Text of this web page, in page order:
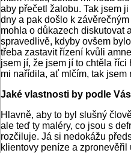
aby přečetl žalobu. Tak jsem
dny a pak došlo k
mohla o důkazech diskutovat
spravedlivě, kdyby ovšem
třeba zastavit řízení kvůli
jsem jí, že jsem jí to chtěla
mi nařídila, ať mlčím, tak jsem
Jaké vlastnosti by podle
Hlavně, aby to byl slušný
ale teď ty maléry, co jsou s
rozčiluje. Já si nedokážu
klientovy peníze a zpronevěřil